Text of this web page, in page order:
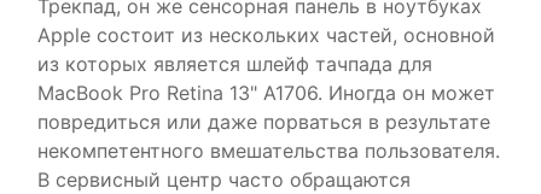
Трекпад, он же сенсорная панель в ноутбуках
Apple состоит из нескольких частей, основной
из которых является шлейф тачпада для
MacBook Pro Retina 13" A1706. Иногда он может
повредиться или даже порваться в результате
некомпетентного вмешательства пользователя.
В сервисный центр часто обращаются